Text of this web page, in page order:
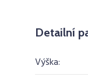
Detailní
Výška: